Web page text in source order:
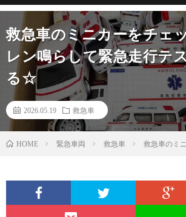
救急車のミニカーをチェ
レン鳴らして緊急走行テ
る☆
2026.05.19 救急車
HOME 緊急車両 救急車 救急車のミ